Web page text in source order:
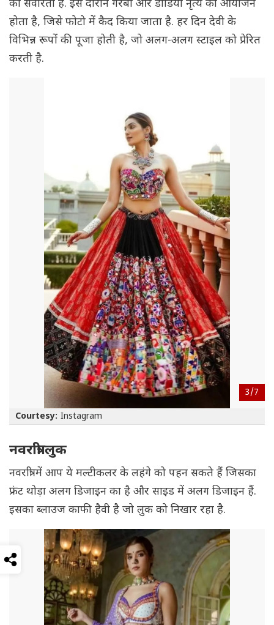
को संवारती हैं. इस दौरान गरबा और डांडिया नृत्य का आयोजन
होता है, जिसे फोटो में कैद किया जाता है. हर दिन देवी के
विभिन्न रूपों की पूजा होती है, जो अलग-अलग स्टाइल को प्रेरित
करती है.
3/7
Courtesy: Instagram
नवरात्री लुक
नवरात्री में आप ये मल्टीकलर के लहंगे को पहन सकते हैं जिसका
फ्रंट थोड़ा अलग डिजाइन का है और साइड में अलग डिजाइन हैं.
इसका ब्लाउज काफी हैवी है जो लुक को निखार रहा है.